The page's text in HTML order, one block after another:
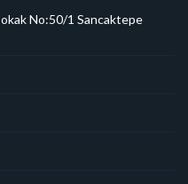
No:50/1 Sancaktepe